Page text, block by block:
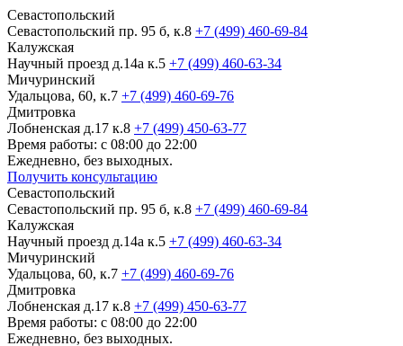
Севастопольский
Севастопольский пр. 95 б, к.8 +7 (499) 460-69-84
Калужская
Научный проезд д.14а к.5 +7 (499) 460-63-34
Мичуринский
Удальцова, 60, к.7 +7 (499) 460-69-76
Дмитровка
Лобненская д.17 к.8 +7 (499) 450-63-77
Время работы: с 08:00 до 22:00
Ежедневно, без выходных.
Получить консультацию
Севастопольский
Севастопольский пр. 95 б, к.8 +7 (499) 460-69-84
Калужская
Научный проезд д.14а к.5 +7 (499) 460-63-34
Мичуринский
Удальцова, 60, к.7 +7 (499) 460-69-76
Дмитровка
Лобненская д.17 к.8 +7 (499) 450-63-77
Время работы: с 08:00 до 22:00
Ежедневно, без выходных.